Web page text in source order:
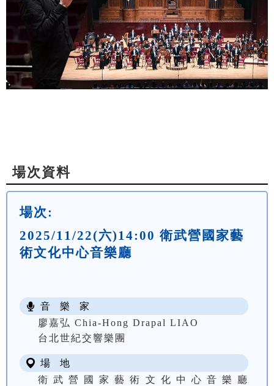
場次資料
場次:
2025/11/22(六)14:00 衛武營國家藝
術文化中心音樂廳
音 樂 家
廖嘉弘 Chia-Hong Drapal LIAO
台北世紀交響樂團
場 地
衛武營國家藝術文化中心音樂廳